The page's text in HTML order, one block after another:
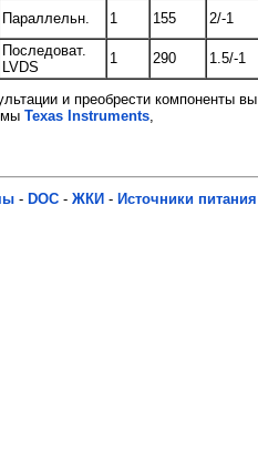
Параллельн. 1 155 2/-1
Последоват.
LVDS
1 290 1.5/-1
и преобрести компоненты
Texas Instruments,
- DOC - ЖКИ - Источники питания